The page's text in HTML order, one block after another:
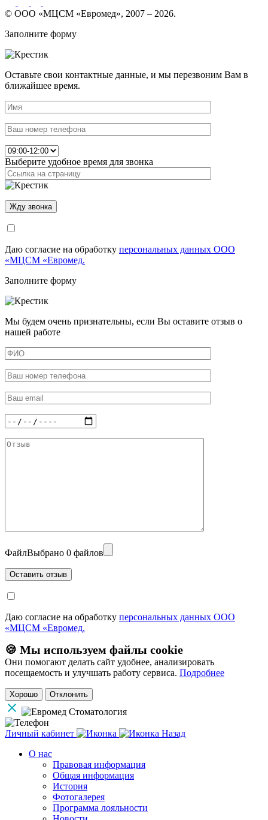
© ООО «МЦСМ «Евромед», 2007 – 2026.
Заполните форму
Оставьте свои контактные данные, и мы перезвоним Вам в
ближайшее время.
Выберите удобное время для звонка
Даю согласие на обработку персональных данных ООО
«МЦСМ «Евромед.
Заполните форму
Мы будем очень признательны, если Вы оставите отзыв о
нашей работе
ФайлВыбрано 0 файлов
Даю согласие на обработку персональных данных ООО
«МЦСМ «Евромед.
🍪 Мы используем файлы cookie
Они помогают делать сайт удобнее, анализировать
посещаемость и улучшать работу сервиса. Подробнее
Хорошо Отклонить
Личный кабинет
Назад
О нас
Правовая информация
Общая информация
История
Фотогалерея
Программа лояльности